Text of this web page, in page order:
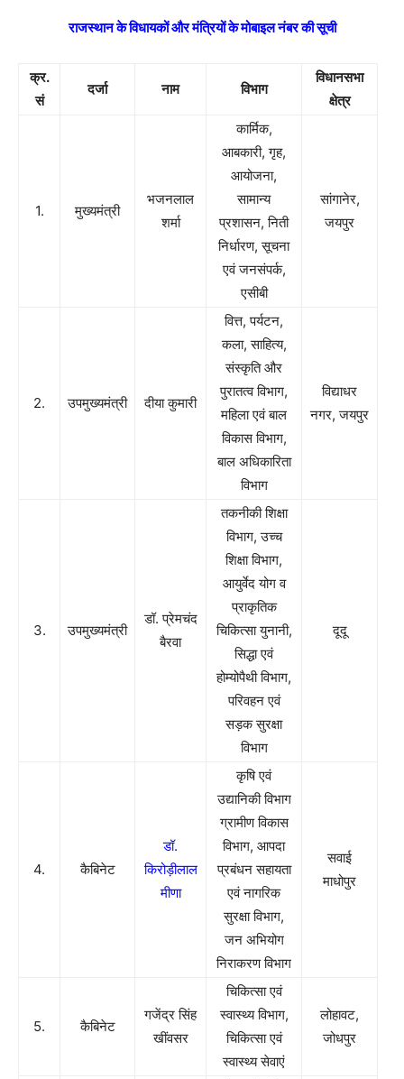
राजस्थान के विधायकों और मंत्रियों के मोबाइल नंबर की सूची
क्र.
सं
दर्जा नाम विभाग
विधानसभा
क्षेत्र
1. मुख्यमंत्री
भजनलाल
शर्मा
कार्मिक,
आबकारी, गृह,
आयोजना,
सामान्य
प्रशासन, निती
निर्धारण, सूचना
एवं जनसंपर्क,
एसीबी
सांगानेर,
जयपुर
2. उपमुख्यमंत्री दीया कुमारी
वित्त, पर्यटन,
कला, साहित्य,
संस्कृति और
पुरातत्व विभाग,
महिला एवं बाल
विकास विभाग,
बाल अधिकारिता
विभाग
विद्याधर
नगर, जयपुर
3. उपमुख्यमंत्री
डॉ. प्रेमचंद
बैरवा
तकनीकी शिक्षा
विभाग, उच्च
शिक्षा विभाग,
आयुर्वेद योग व
प्राकृतिक
चिकित्सा युनानी,
सिद्धा एवं
होम्योपैथी विभाग,
परिवहन एवं
सड़क सुरक्षा
विभाग
दूदू
4. कैबिनेट
डॉ.
किरोड़ीलाल
मीणा
कृषि एवं
उद्यानिकी विभाग
ग्रामीण विकास
विभाग, आपदा
प्रबंधन सहायता
एवं नागरिक
सुरक्षा विभाग,
जन अभियोग
निराकरण विभाग
सवाई
माधोपुर
5. कैबिनेट
गजेंद्र सिंह
खींवसर
चिकित्सा एवं
स्वास्थ्य विभाग,
चिकित्सा एवं
स्वास्थ्य सेवाएं
लोहावट,
जोधपुर